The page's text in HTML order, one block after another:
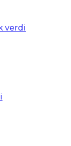
verdi